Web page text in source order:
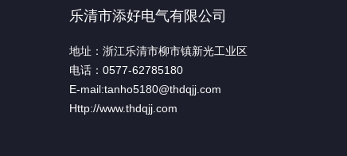
乐清市添好电气有限公司
地址：浙江乐清市柳市镇新光工业区
电话：0577-62785180
E-mail:tanho5180@thdqjj.com
Http://www.thdqjj.com